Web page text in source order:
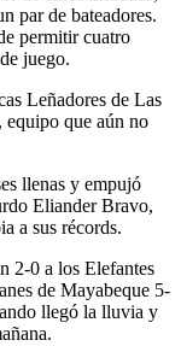
par de bateadores.
permitir cuatro
juego.
Leñadores de Las
equipo que aún no
llenas y empujó
Eliander Bravo,
a sus récords.
2-0 a los Elefantes
de Mayabeque 5-
llegó la lluvia y